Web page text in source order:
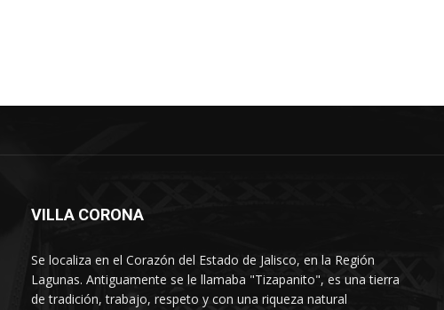
VILLA CORONA
Se localiza en el Corazón del Estado de Jalisco, en la Región
Lagunas. Antiguamente se le llamaba "Tizapanito", es una tierra
de tradición, trabajo, respeto y con una riqueza natural